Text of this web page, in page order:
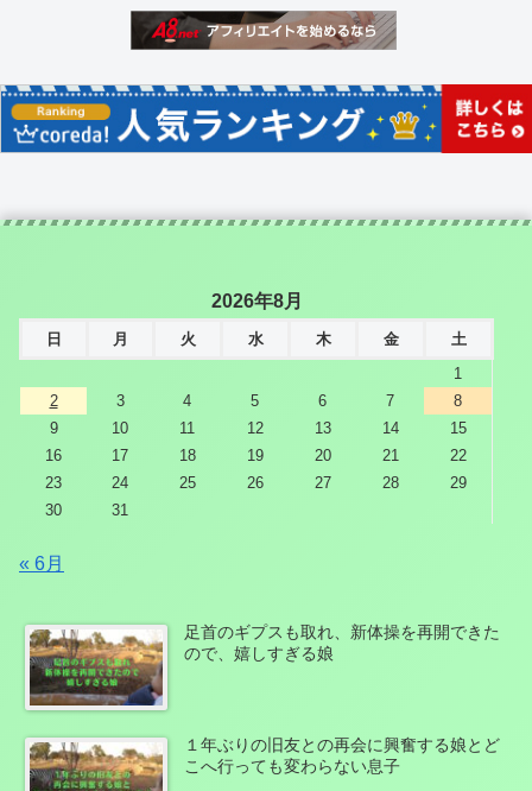
2026年8月
日 月 火 水 木 金
土
1
2
3 4 5 6 7
8
9
10 11 12 13 14
15
16
17 18 19 20 21
22
23
24 25 26 27 28
29
30
31
« 6月
足首のギプスも取れ、新体操を再開できた
ので、嬉しすぎる娘
１年ぶりの旧友との再会に興奮する娘とど
こへ行っても変わらない息子